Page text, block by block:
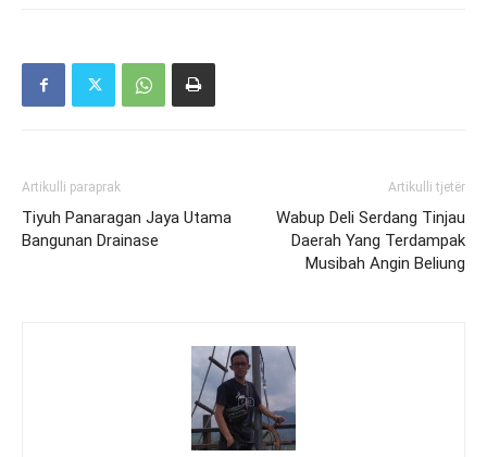
Artikulli paraprak
Tiyuh Panaragan Jaya Utama
Bangunan Drainase
Artikulli tjetër
Wabup Deli Serdang Tinjau
Daerah Yang Terdampak
Musibah Angin Beliung